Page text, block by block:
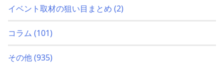
イベント取材の狙い目まとめ (2)
コラム (101)
その他(935)